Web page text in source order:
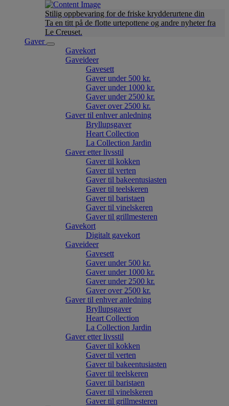
Stilig oppbevaring for de friske krydderurtene din
Ta en titt på de flotte urtepottene og andre nyheter fra
Le Creuset.
Gaver
Gavekort
Gaveideer
Gavesett
Gaver under 500 kr.
Gaver under 1000 kr.
Gaver under 2500 kr.
Gaver over 2500 kr.
Gaver til enhver anledning
Bryllupsgaver
Heart Collection
La Collection Jardin
Gaver etter livsstil
Gaver til kokken
Gaver til verten
Gaver til bakeentusiasten
Gaver til teelskeren
Gaver til baristaen
Gaver til vinelskeren
Gaver til grillmesteren
Gavekort
Digitalt gavekort
Gaveideer
Gavesett
Gaver under 500 kr.
Gaver under 1000 kr.
Gaver under 2500 kr.
Gaver over 2500 kr.
Gaver til enhver anledning
Bryllupsgaver
Heart Collection
La Collection Jardin
Gaver etter livsstil
Gaver til kokken
Gaver til verten
Gaver til bakeentusiasten
Gaver til teelskeren
Gaver til baristaen
Gaver til vinelskeren
Gaver til grillmesteren